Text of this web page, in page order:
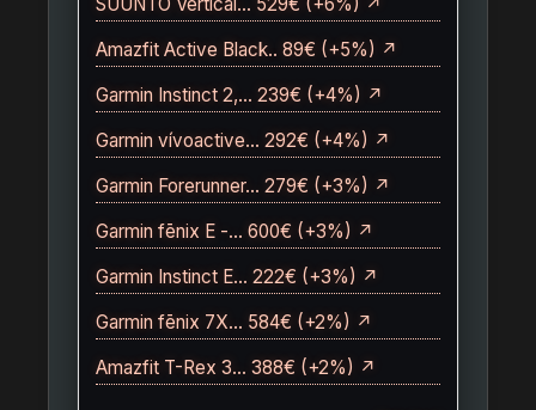
Amazfit Active Black.. 89€ (+5%) ↗
Garmin Instinct 2,… 239€ (+4%) ↗
Garmin vívoactive… 292€ (+4%) ↗
Garmin Forerunner… 279€ (+3%) ↗
Garmin fēnix E -… 600€ (+3%) ↗
Garmin Instinct E… 222€ (+3%) ↗
Garmin fēnix 7X… 584€ (+2%) ↗
Amazfit T-Rex 3… 388€ (+2%) ↗